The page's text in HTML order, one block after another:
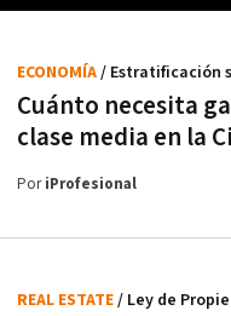
Cuánto necesita
clase media en la
ECONOMÍA/ Estratificación
PoriProfesional
REAL ESTATE/ Ley de